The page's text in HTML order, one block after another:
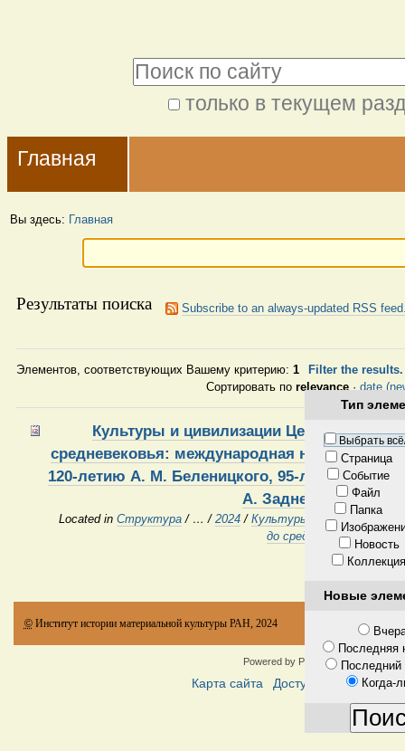
содержимому.
Перейти
навигации
только в текущем
поиск
Navigation
Главная
Вы здесь: Главная
Результаты поиска Subscribe to an always-updated RSS
Элементов, соответствующих Вашему критерию:1 Filter the
Тип
Выбрать
Страница
Событие
Файл
Папка
Новость
Новые
Последняя
Последний
Когда-
Сортировать по relevance · date
Культуры и цивилизации Центральной
средневековья: международная научная
120-летию А. М. Беленицкого, 95-летию В. М.
А. Заднепровского
Located inСтруктура / …/2024 /Культуры и цивилизации
до средневековья
© Институт истории материальной культуры РАН, 2024
Powered by Plone & Python
Карта сайта Доступность